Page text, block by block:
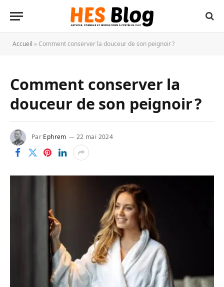
Accueil » Comment conserver la douceur de son peignoir ?
Comment conserver la
douceur de son peignoir ?
Par Ephrem 22 mai 2024